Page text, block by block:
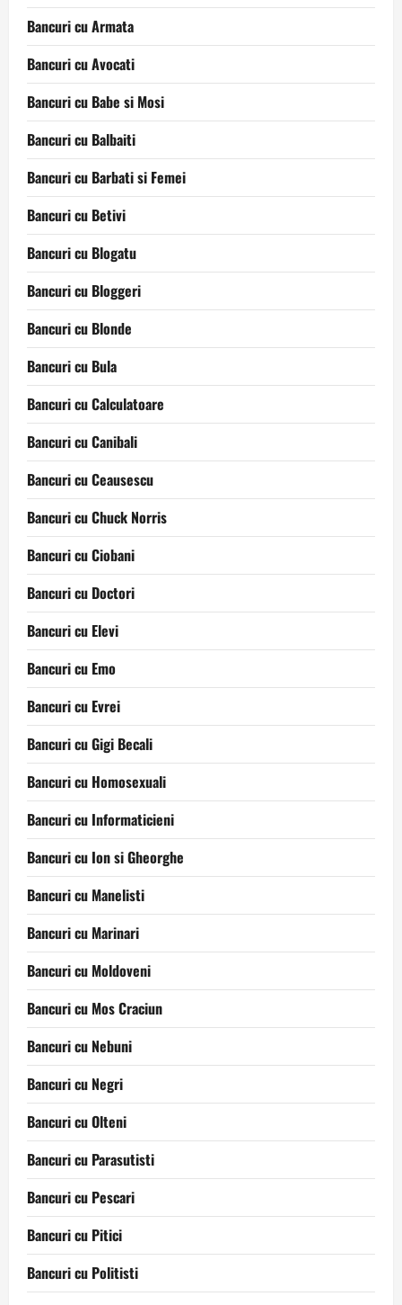
Bancuri cu Armata
Bancuri cu Avocati
Bancuri cu Babe si Mosi
Bancuri cu Balbaiti
Bancuri cu Barbati si Femei
Bancuri cu Betivi
Bancuri cu Blogatu
Bancuri cu Bloggeri
Bancuri cu Blonde
Bancuri cu Bula
Bancuri cu Calculatoare
Bancuri cu Canibali
Bancuri cu Ceausescu
Bancuri cu Chuck Norris
Bancuri cu Ciobani
Bancuri cu Doctori
Bancuri cu Elevi
Bancuri cu Emo
Bancuri cu Evrei
Bancuri cu Gigi Becali
Bancuri cu Homosexuali
Bancuri cu Informaticieni
Bancuri cu Ion si Gheorghe
Bancuri cu Manelisti
Bancuri cu Marinari
Bancuri cu Moldoveni
Bancuri cu Mos Craciun
Bancuri cu Nebuni
Bancuri cu Negri
Bancuri cu Olteni
Bancuri cu Parasutisti
Bancuri cu Pescari
Bancuri cu Pitici
Bancuri cu Politisti